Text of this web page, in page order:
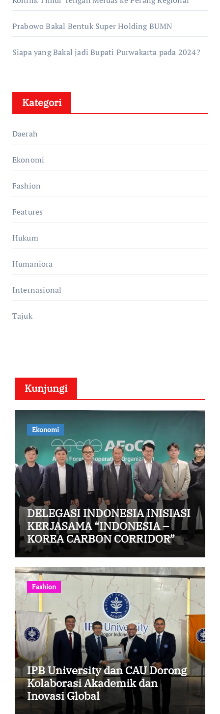
Prabowo Bakal Bentuk Super Holding BUMN
Siapa yang Bakal jadi Bupati Purwakarta pada 2024?
Kategori
Daerah
Ekonomi
Fashion
Features
Hukum
Humaniora
Internasional
Tajuk
Kunjungi
Ekonomi
DELEGASI INDONESIA INISIASI
KERJASAMA “INDONESIA –
KOREA CARBON CORRIDOR”
Fashion
IPB University dan CAU Dorong
Kolaborasi Akademik dan
Inovasi Global